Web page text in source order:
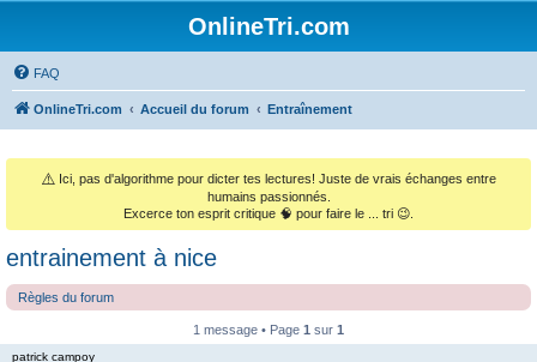
OnlineTri.com
FAQ
OnlineTri.com Accueil du forum Entraînement
⚠️ Ici, pas d'algorithme pour dicter tes lectures! Juste de vrais échanges entre
humains passionnés.
Excerce ton esprit critique 🧠 pour faire le ... tri 😉.
entrainement à nice
Règles du forum
1 message • Page 1 sur 1
patrick campoy